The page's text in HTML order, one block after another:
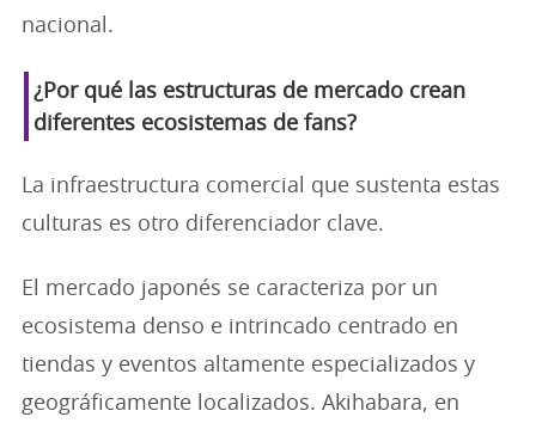
nacional.
¿Por qué las estructuras de mercado crean
diferentes ecosistemas de fans?
La infraestructura comercial que sustenta estas
culturas es otro diferenciador clave.
El mercado japonés se caracteriza por un
ecosistema denso e intrincado centrado en
tiendas y eventos altamente especializados y
geográficamente localizados. Akihabara, en